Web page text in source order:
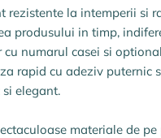
rezistente la intemperii si
produsului in timp,
cu numarul casei si
rapid cu adeziv puternic
elegant.
materiale de